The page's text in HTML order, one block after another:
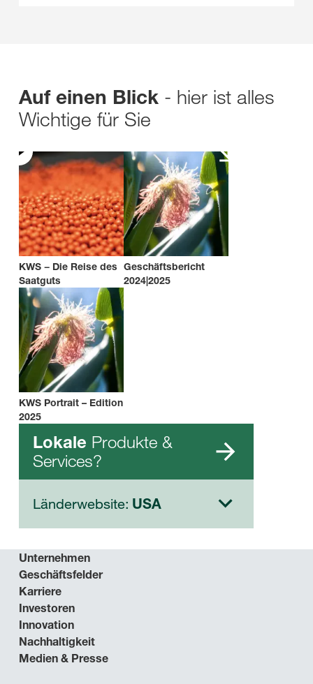
Auf einen Blick - hier ist alles
Wichtige für Sie
KWS − Die Reise des
Saatguts
Geschäftsbericht
2024|2025
KWS Portrait – Edition
2025
Lokale Produkte &
Services?
Länderwebsite: USA
Unternehmen
Geschäftsfelder
Karriere
Investoren
Innovation
Nachhaltigkeit
Medien & Presse